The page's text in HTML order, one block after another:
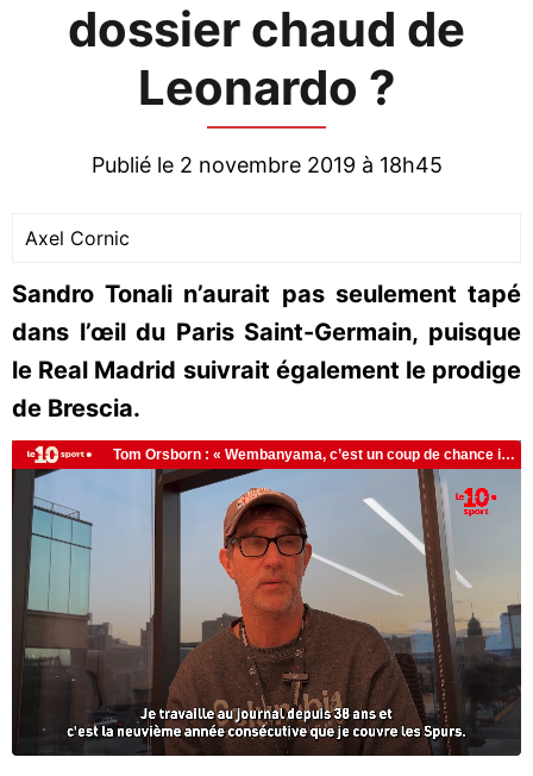
dossier chaud de
Leonardo ?
Publié le 2 novembre 2019 à 18h45
Axel Cornic
Sandro Tonali n’aurait pas seulement tapé
dans l’œil du Paris Saint-Germain, puisque
le Real Madrid suivrait également le prodige
de Brescia.